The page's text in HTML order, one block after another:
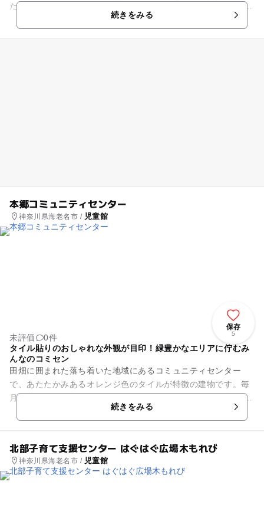
た支援センターです。 未就学児とその保護者向けの施設となっ
続きをみる
本郷コミュニティセンター
神奈川県海老名市 / 児童館
保存
5
未評価
0件
タイル貼りのおしゃれな外観が目印！緑豊かなエリアに佇むみ
んなのコミセン
田畑に囲まれた落ち着いた地域にあるコミュニティセンター
で、あたたかみあるオレンジ色のタイルが特徴の建物です。毎
月第３火曜日が休館日、駐車台数は１５台となっています。 セ
続きをみる
北部子育て支援センター はぐはぐ広場木もれび
神奈川県海老名市 / 児童館